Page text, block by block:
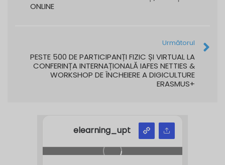
ONLINE
Următorul
PESTE 500 DE PARTICIPANȚI FIZIC ȘI VIRTUAL LA
CONFERINȚA INTERNAȚIONALĂ IAFES NETTIES &
WORKSHOP DE ÎNCHEIERE A DIGICULTURE
ERASMUS+
elearning_upt